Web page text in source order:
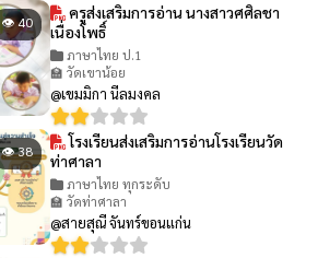
👁 40
ครูส่งเสริมการอ่าน นางสาวศศิลชา
เนื่องโพธิ์
ภาษาไทย ป.1
🏫 วัดเขาน้อย
@เขมมิกา นีลมงคล
👁 38
โรงเรียนส่งเสริมการอ่านโรงเรียนวัด
ท่าศาลา
ภาษาไทย ทุกระดับ
🏫 วัดท่าศาลา
@สายสุณี จันทร์ขอนแก่น